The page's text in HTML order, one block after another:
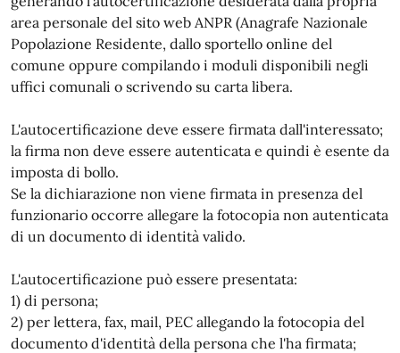
area personale del sito web ANPR (Anagrafe Nazionale
Popolazione Residente, dallo sportello online del
comune oppure compilando i moduli disponibili negli
uffici comunali o scrivendo su carta libera.
L'autocertificazione deve essere firmata dall'interessato;
la firma non deve essere autenticata e quindi è esente da
imposta di bollo.
Se la dichiarazione non viene firmata in presenza del
funzionario occorre allegare la fotocopia non autenticata
di un documento di identità valido.
L'autocertificazione può essere presentata:
1) di persona;
2) per lettera, fax, mail, PEC allegando la fotocopia del
documento d'identità della persona che l'ha firmata;